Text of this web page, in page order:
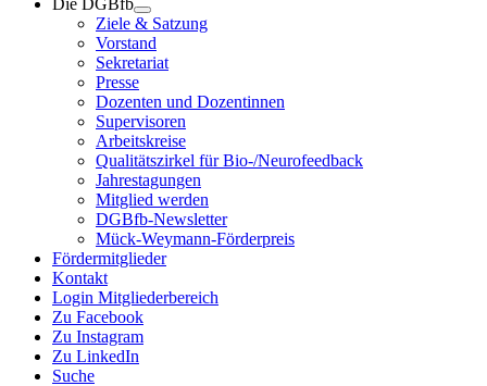
Die DGBfb
Ziele & Satzung
Vorstand
Sekretariat
Presse
Dozenten und Dozentinnen
Supervisoren
Arbeitskreise
Qualitätszirkel für Bio-/Neurofeedback
Jahrestagungen
Mitglied werden
DGBfb-Newsletter
Mück-Weymann-Förderpreis
Fördermitglieder
Kontakt
Login Mitgliederbereich
Zu Facebook
Zu Instagram
Zu LinkedIn
Suche